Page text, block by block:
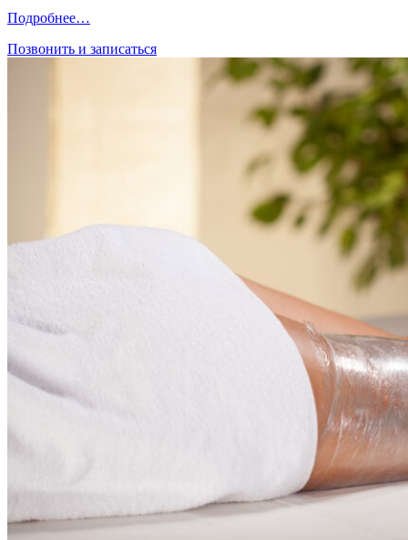
Подробнее…
Позвонить и записаться